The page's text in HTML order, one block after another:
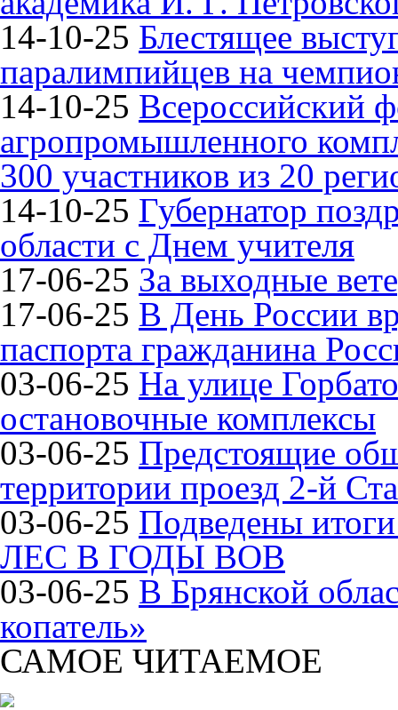
14-10-25 Блестящее
паралимпийцев на
14-10-25 Всероссийский
агропромышленного
300 участников из 20
14-10-25 Губернатор
области с Днем учителя
17-06-25 За выходные
17-06-25 В День России
паспорта гражданина
03-06-25 На улице
остановочные комплексы
03-06-25 Предстоящие
территории проезд 2-й
03-06-25 Подведены
ЛЕС В ГОДЫ ВОВ
03-06-25 В Брянской
копатель»
САМОЕ ЧИТАЕМОЕ